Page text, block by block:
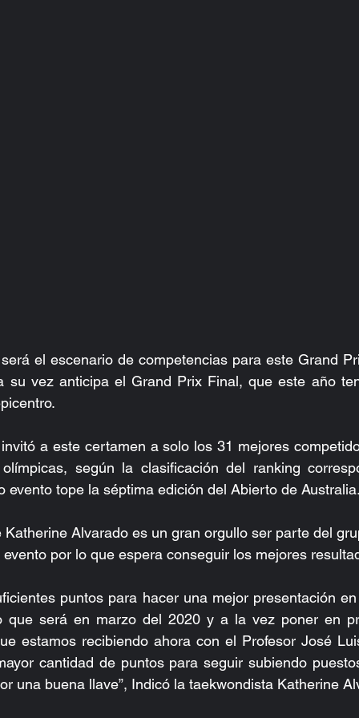
el escenario de competencias para este Grand
su vez anticipa el Grand Prix Final, que este año
a este certamen a solo los 31 mejores
según la clasificación del ranking
evento tope la séptima edición del Abierto de
Katherine Alvarado es un gran orgullo ser parte del
por lo que espera conseguir los mejores
puntos para hacer una mejor presentación
que será en marzo del 2020 y a la vez poner en
estamos recibiendo ahora con el Profesor José
cantidad de puntos para seguir subiendo
una buena llave”, Indicó la taekwondista Katherine